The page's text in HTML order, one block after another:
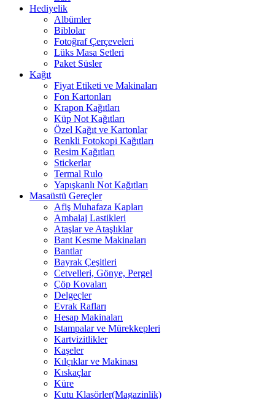
Hediyelik
Albümler
Biblolar
Fotoğraf Çerçeveleri
Lüks Masa Setleri
Paket Süsler
Kağıt
Fiyat Etiketi ve Makinaları
Fon Kartonları
Krapon Kağıtları
Küp Not Kağıtları
Özel Kağıt ve Kartonlar
Renkli Fotokopi Kağıtları
Resim Kağıtları
Stickerlar
Termal Rulo
Yapışkanlı Not Kağıtları
Masaüstü Gereçler
Afiş Muhafaza Kapları
Ambalaj Lastikleri
Ataşlar ve Ataşlıklar
Bant Kesme Makinaları
Bantlar
Bayrak Çeşitleri
Cetvelleri, Gönye, Pergel
Çöp Kovaları
Delgeçler
Evrak Rafları
Hesap Makinaları
Istampalar ve Mürekkepleri
Kartvizitlikler
Kaşeler
Kılçıklar ve Makinası
Kıskaçlar
Küre
Kutu Klasörler(Magazinlik)